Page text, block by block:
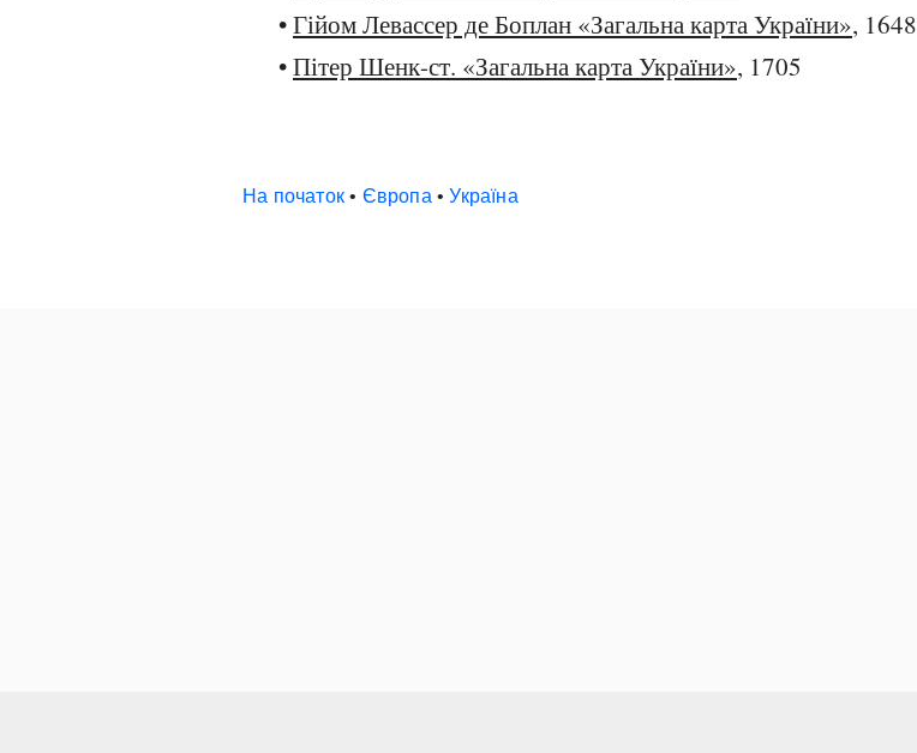
•Гійом Левассер де Боплан «Загальна карта України», 1648
•Пітер Шенк-ст. «Загальна карта України», 1705
На початок • Європа •Україна